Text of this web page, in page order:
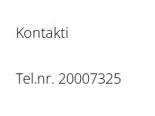
Kontakti
Tel.nr. 20007325